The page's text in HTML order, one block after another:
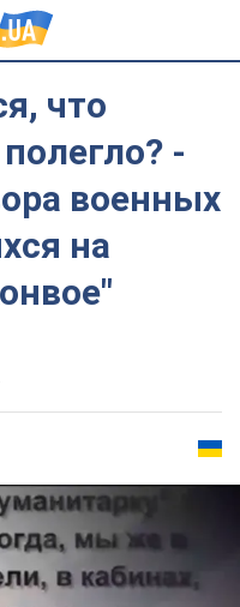
что
-
военных
на